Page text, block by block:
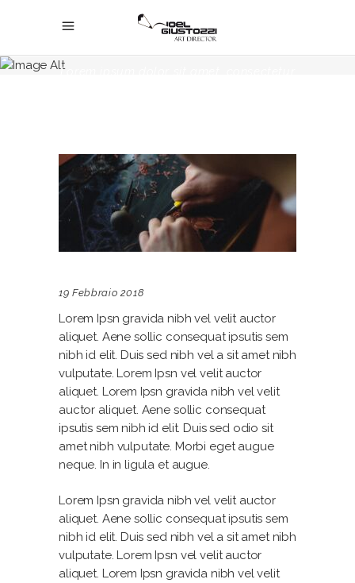
Blog_
Lorem ipsum dolor sit amet, consectetur
19 Febbraio 2018
Lorem Ipsn gravida nibh vel velit auctor
aliquet. Aene sollic consequat ipsutis sem
nibh id elit. Duis sed nibh vel a sit amet nibh
vulputate. Lorem Ipsn vel velit auctor
aliquet. Lorem Ipsn gravida nibh vel velit
auctor aliquet. Aene sollic consequat
ipsutis sem nibh id elit. Duis sed odio sit
amet nibh vulputate. Morbi eget augue
neque. In in ligula et augue.
Lorem Ipsn gravida nibh vel velit auctor
aliquet. Aene sollic consequat ipsutis sem
nibh id elit. Duis sed nibh vel a sit amet nibh
vulputate. Lorem Ipsn vel velit auctor
aliquet. Lorem Ipsn gravida nibh vel velit